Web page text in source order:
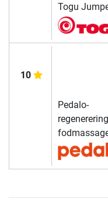
Togu
10
Pedalo-